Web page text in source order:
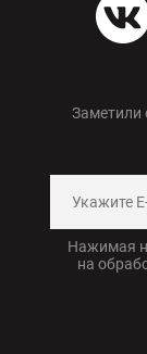
Заметили
Нажимая
на